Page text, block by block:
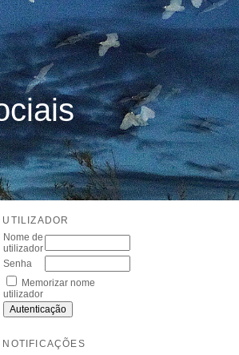
UTILIZADOR
Nome de
utilizador
Senha
Memorizar nome
utilizador
NOTIFICAÇÕES